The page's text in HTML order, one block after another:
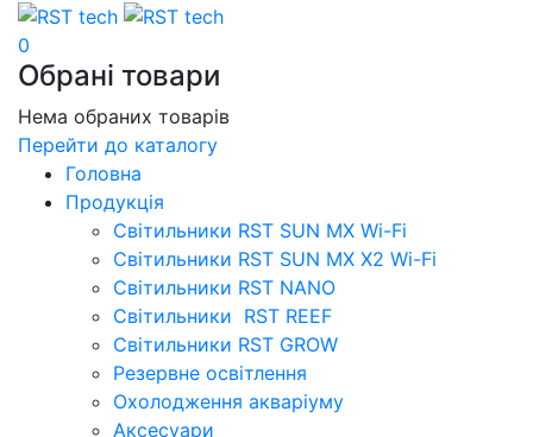
0
Обрані товари
Нема обраних товарів
Перейти до каталогу
Головна
Продукція
Свiтильники RST SUN MX Wi-Fi
Світильники RST SUN MX X2 Wi-Fi
Світильники RST NANO
Світильники RST REEF
Світильники RST GROW
Резервне освітлення
Охолодження акваріуму
Аксесуари